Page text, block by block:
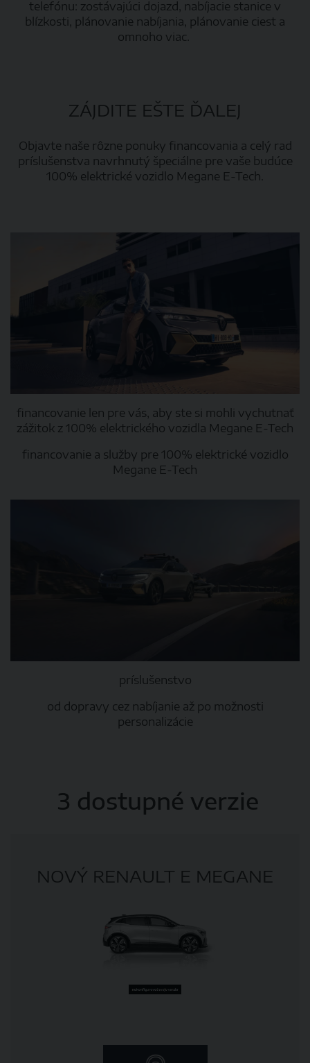
telefónu: zostávajúci dojazd, nabíjacie stanice v
blízkosti, plánovanie nabíjania, plánovanie ciest a
omnoho viac.
ZÁJDITE EŠTE ĎALEJ
Objavte naše rôzne ponuky financovania a celý rad
príslušenstva navrhnutý špeciálne pre vaše budúce
100% elektrické vozidlo Megane E-Tech.
financovanie len pre vás, aby ste si mohli vychutnať
zážitok z 100% elektrického vozidla Megane E-Tech
financovanie a služby pre 100% elektrické vozidlo
Megane E-Tech
príslušenstvo
od dopravy cez nabíjanie až po možnosti
personalizácie
3 dostupné verzie
NOVÝ RENAULT E MEGANE